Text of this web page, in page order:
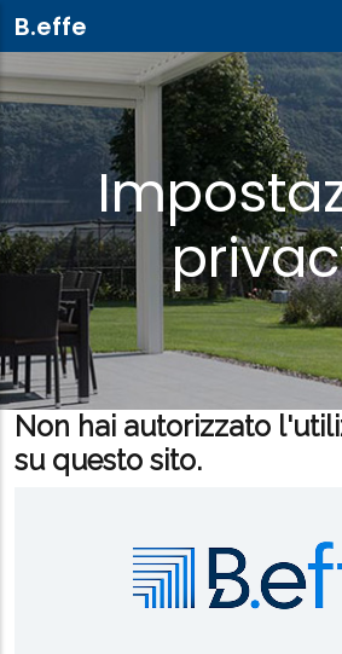
Salta al contenuto principale
B.effe
Non hai autorizzato
su questo sito.